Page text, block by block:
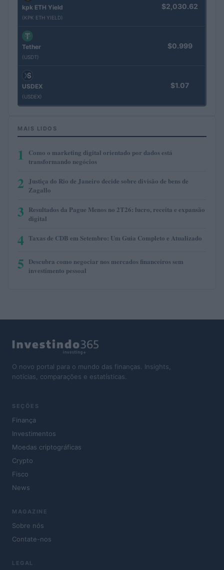
kpk ETH Yield
(KPK ETH YIELD)
$2,030.62
Tether
(USDT)
$0.999
USDEX
(USDEX)
$1.07
MAIS LIDOS
1
Como o marketing digital orientado por dados está
transformando negócios
2
Justiça do Rio de Janeiro decide sobre divisão de bens de
Zagallo
3 Resultados da Pague Menos no 2T26: lucro, receita e expansão
digital
4 Taxas de CDB em Setembro: Um Guia Completo e Atualizado
5 Descubra como negociar nos mercados financeiros sem
investimento pessoal
O novo portal para o mundo das finanças. Insights,
notícias, comparações e estatísticas.
SEÇÕES
Finança
Investimentos
Moedas criptográficas
Crypto
Fisco
News
MAGAZINE
Sobre nós
Contate-nos
LEGAL